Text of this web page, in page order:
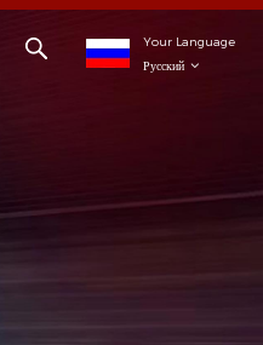
Your Language
Русский